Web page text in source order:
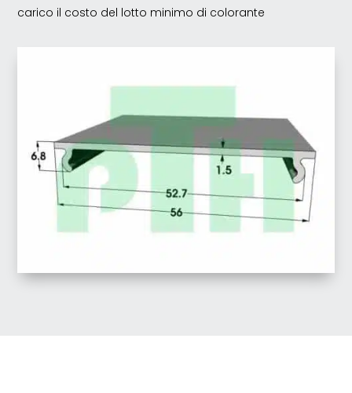
carico il costo del lotto minimo di colorante